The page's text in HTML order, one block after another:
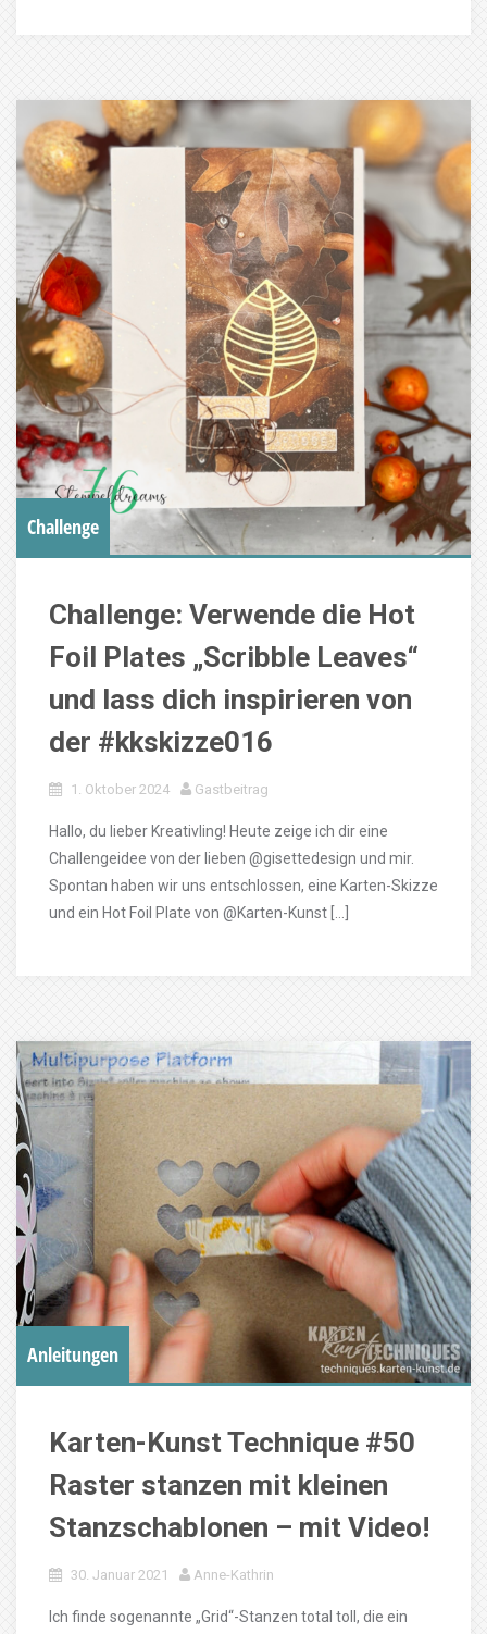
Challenge
Challenge: Verwende die Hot
Foil Plates „Scribble Leaves“
und lass dich inspirieren von
der #kkskizze016
1. Oktober 2024 Gastbeitrag
Hallo, du lieber Kreativling! Heute zeige ich dir eine
Challengeidee von der lieben @gisettedesign und mir.
Spontan haben wir uns entschlossen, eine Karten-Skizze
und ein Hot Foil Plate von @Karten-Kunst […]
Anleitungen
Karten-Kunst Technique #50
Raster stanzen mit kleinen
Stanzschablonen – mit Video!
30. Januar 2021 Anne-Kathrin
Ich finde sogenannte „Grid“-Stanzen total toll, die ein